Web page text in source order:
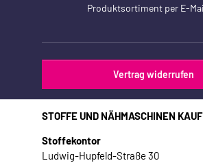
Produktsortiment per E-
Vertrag widerrufen
STOFFE UND NÄHMASCHINEN
Stoffekontor
Ludwig-Hupfeld-Straße 30